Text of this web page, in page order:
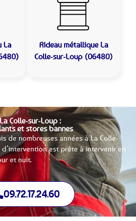
La
Rideau métallique La
Colle-sur-Loup (06480)
Colle-sur-Loup :
et stores bannes
de nombreuses années à La Colle-
est prête à intervenir en
et nuit.
09.72.17.24.60